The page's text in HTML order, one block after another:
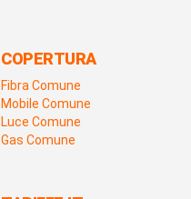
COPERTURA
Fibra Comune
Mobile Comune
Luce Comune
Gas Comune